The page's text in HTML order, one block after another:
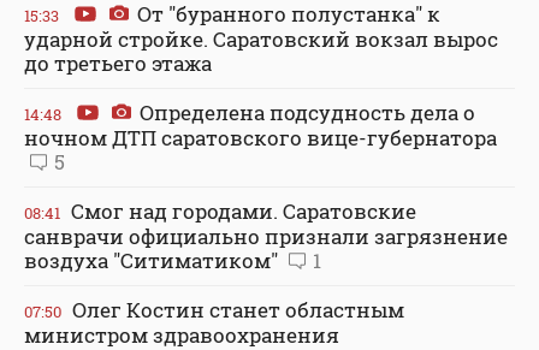
15:33
От "буранного полустанка" к
ударной стройке. Саратовский вокзал вырос
до третьего этажа
14:48
Определена подсудность дела о
ночном ДТП саратовского вице-губернатора
5
08:41 Смог над городами. Саратовские
санврачи официально признали загрязнение
воздуха "Ситиматиком"
1
07:50 Олег Костин станет областным
министром здравоохранения